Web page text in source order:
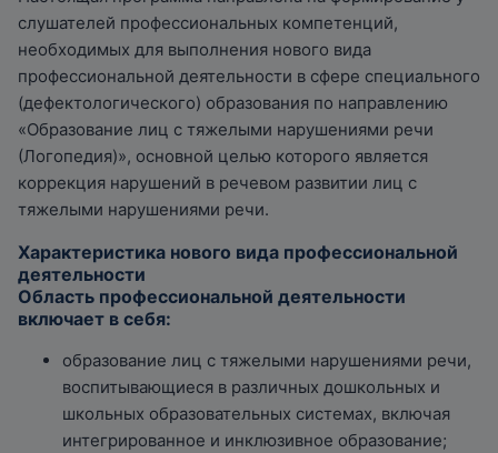
слушателей профессиональных компетенций,
необходимых для выполнения нового вида
профессиональной деятельности в сфере специального
(дефектологического) образования по направлению
«Образование лиц с тяжелыми нарушениями речи
(Логопедия)», основной целью которого является
коррекция нарушений в речевом развитии лиц с
тяжелыми нарушениями речи.
Характеристика нового вида профессиональной
деятельности
Область профессиональной деятельности
включает в себя:
образование лиц с тяжелыми нарушениями речи,
воспитывающиеся в различных дошкольных и
школьных образовательных системах, включая
интегрированное и инклюзивное образование;